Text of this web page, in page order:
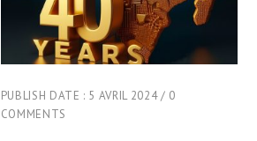
PUBLISH DATE : 5 AVRIL 2024
0
COMMENTS